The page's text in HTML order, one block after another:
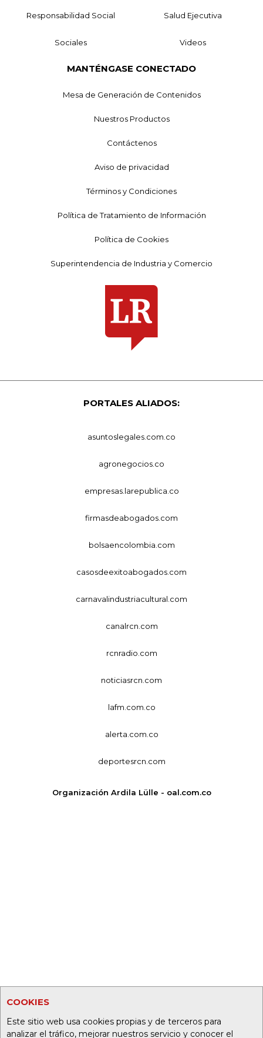
COOKIES
Este sitio web usa cookies propias y de terceros para
analizar el tráfico, mejorar nuestros servicio y conocer el
Responsabilidad Social Salud Ejecutiva
Sociales Videos
MANTÉNGASE CONECTADO
Mesa de Generación de Contenidos
Nuestros Productos
Contáctenos
Aviso de privacidad
Términos y Condiciones
Política de Tratamiento de Información
Política de Cookies
Superintendencia de Industria y Comercio
PORTALES ALIADOS:
asuntoslegales.com.co
agronegocios.co
empresas.larepublica.co
firmasdeabogados.com
bolsaencolombia.com
casosdeexitoabogados.com
carnavalindustriacultural.com
canalrcn.com
rcnradio.com
noticiasrcn.com
lafm.com.co
alerta.com.co
deportesrcn.com
Organización Ardila Lülle - oal.com.co